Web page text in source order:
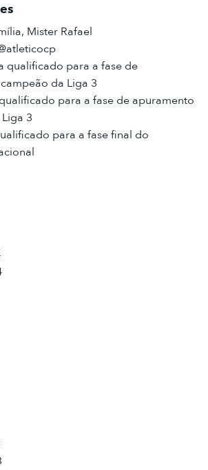
Mister Rafael
qualificado para a fase de
da Liga 3
para a fase de apuramento
3
para a fase final do